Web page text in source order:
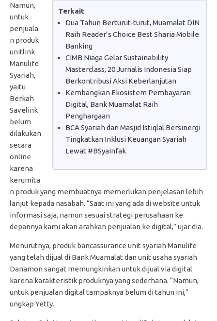
Terkait
Dua Tahun Berturut-turut, Muamalat DIN
Raih Reader’s Choice Best Sharia Mobile
Banking
CIMB Niaga Gelar Sustainability
Masterclass, 20 Jurnalis Indonesia Siap
Berkontribusi Aksi Keberlanjutan
Kembangkan Ekosistem Pembayaran
Digital, Bank Muamalat Raih
Penghargaan
BCA Syariah dan Masjid Istiqlal Bersinergi
Tingkatkan Inklusi Keuangan Syariah
Lewat #BSyaInfak
Namun,
untuk
penjuala
n produk
unitlink
Manulife
Syariah,
yaitu
Berkah
Savelink
belum
dilakukan
secara
online
karena
kerumita
n produk yang membuatnya memerlukan penjelasan lebih
lanjut kepada nasabah. “Saat ini yang ada di website untuk
informasi saja, namun sesuai strategi perusahaan ke
depannya kami akan arahkan penjualan ke digital,” ujar dia.
Menurutnya, produk bancassurance unit syariah Manulife
yang telah dijual di Bank Muamalat dan unit usaha syariah
Danamon sangat memungkinkan untuk dijual via digital
karena karakteristik produknya yang sederhana. “Namun,
untuk penjualan digital tampaknya belum di tahun ini,”
ungkap Yetty.